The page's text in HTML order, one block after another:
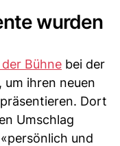
wurden
Bühne bei der
um ihren neuen
Dort
Umschlag
und